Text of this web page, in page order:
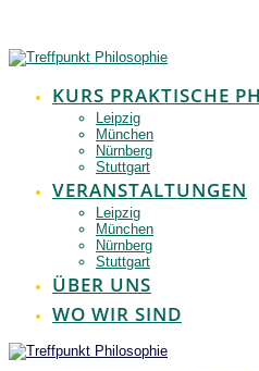
springen
KURS PRAKTISCHE
Leipzig
München
Nürnberg
Stuttgart
VERANSTALTUNGEN
Leipzig
München
Nürnberg
Stuttgart
ÜBER UNS
WO WIR SIND